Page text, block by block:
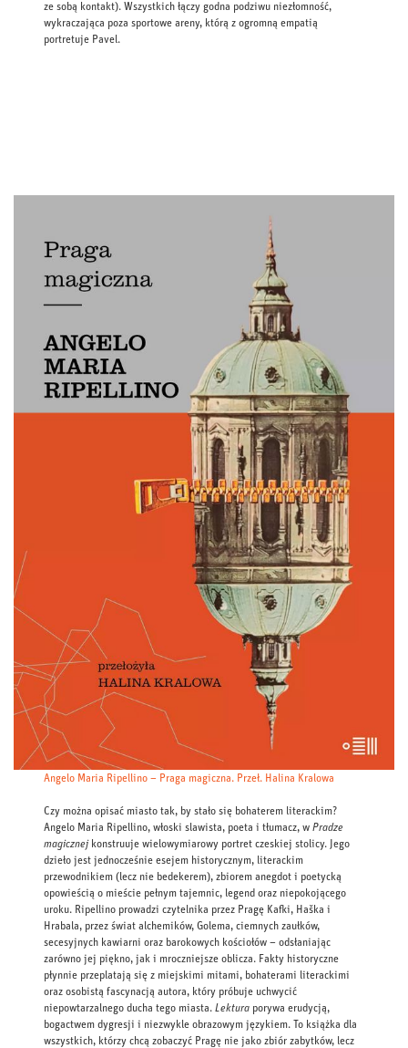
ze sobą kontakt). Wszystkich łączy godna podziwu niezłomność,
wykraczająca poza sportowe areny, którą z ogromną empatią
portretuje Pavel.
Angelo Maria Ripellino – Praga magiczna. Przeł. Halina Kralowa
Czy można opisać miasto tak, by stało się bohaterem literackim?
Angelo Maria Ripellino, włoski slawista, poeta i tłumacz, wPradze
magicznejkonstruuje wielowymiarowy portret czeskiej stolicy. Jego
dzieło jest jednocześnie esejem historycznym, literackim
przewodnikiem (lecz nie bedekerem), zbiorem anegdot i poetycką
opowieścią o mieście pełnym tajemnic, legend oraz niepokojącego
uroku. Ripellino prowadzi czytelnika przez Pragę Kafki, Haška i
Hrabala, przez świat alchemików, Golema, ciemnych zaułków,
secesyjnych kawiarni oraz barokowych kościołów – odsłaniając
zarówno jej piękno, jak i mroczniejsze oblicza. Fakty historyczne
płynnie przeplatają się z miejskimi mitami, bohaterami literackimi
oraz osobistą fascynacją autora, który próbuje uchwycić
niepowtarzalnego ducha tego miasta.Lektura porywa erudycją,
bogactwem dygresji i niezwykle obrazowym językiem. To książka dla
wszystkich, którzy chcą zobaczyć Pragę nie jako zbiór zabytków, lecz